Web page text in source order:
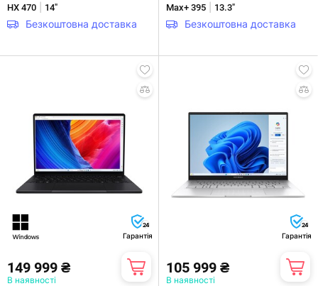
HX 470
14"
Безкоштовна доставка
Max+ 395
13.3"
Безкоштовна доставка
24
Гарантія
149 999 ₴
В наявності
24
Гарантія
105 999 ₴
В наявності